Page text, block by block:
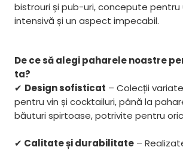
bistrouri și pub-uri, concepute pentru
intensivă și un aspect impecabil.
De ce să alegi paharele noastre
ta?
✔ Design sofisticat – Colecții
pentru vin și cocktailuri, până la
băuturi spirtoase, potrivite pentru
✔ Calitate și durabilitate –